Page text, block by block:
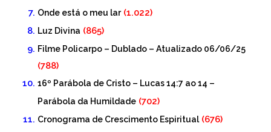
Onde está o meu lar (1.022)
Luz Divina (865)
Filme Policarpo – Dublado – Atualizado 06/06/25
(788)
16º Parábola de Cristo – Lucas 14:7 ao 14 –
Parábola da Humildade (702)
Cronograma de Crescimento Espiritual (676)